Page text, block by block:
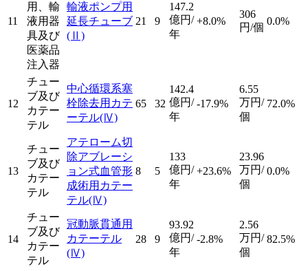
11
用、輸
液用器
具及び
医薬品
注入器
輸液ポンプ用
延長チューブ
(Ⅱ)
21 9
147.2
億円/
年
+8.0%
306
円/個
0.0%
12
チュー
ブ及び
カテー
テル
中心循環系塞
栓除去用カテ
ーテル(Ⅳ)
65 32
142.4
億円/
年
-17.9%
6.55
万円/
個
72.0%
13
チュー
ブ及び
カテー
テル
アテローム切
除アブレーシ
ョン式血管形
成術用カテー
テル(Ⅳ)
8 5
133
億円/
年
+23.6%
23.96
万円/
個
0.0%
14
チュー
ブ及び
カテー
テル
冠動脈貫通用
カテーテル
(Ⅳ)
28 9
93.92
億円/
年
-2.8%
2.56
万円/
個
82.5%